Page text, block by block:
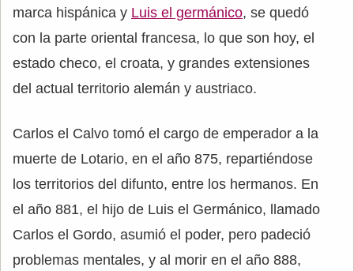
marca hispánica y Luis el germánico, se quedó
con la parte oriental francesa, lo que son hoy, el
estado checo, el croata, y grandes extensiones
del actual territorio alemán y austriaco.
Carlos el Calvo tomó el cargo de emperador a la
muerte de Lotario, en el año 875, repartiéndose
los territorios del difunto, entre los hermanos. En
el año 881, el hijo de Luis el Germánico, llamado
Carlos el Gordo, asumió el poder, pero padeció
problemas mentales, y al morir en el año 888,